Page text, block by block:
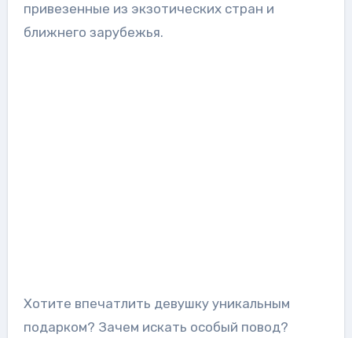
привезенные из экзотических стран и
ближнего зарубежья.
Хотите впечатлить девушку уникальным
подарком? Зачем искать особый повод?